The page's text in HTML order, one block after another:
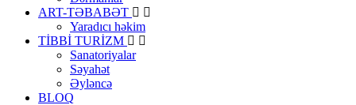
ART-TƏBABƏT
Yaradıcı həkim
TİBBİ TURİZM
Sanatoriyalar
Səyahət
Əyləncə
BLOQ